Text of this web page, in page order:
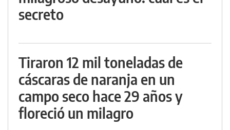
secreto
Tiraron 12 mil toneladas de
cáscaras de naranja en un
campo seco hace 29 años y
floreció un milagro